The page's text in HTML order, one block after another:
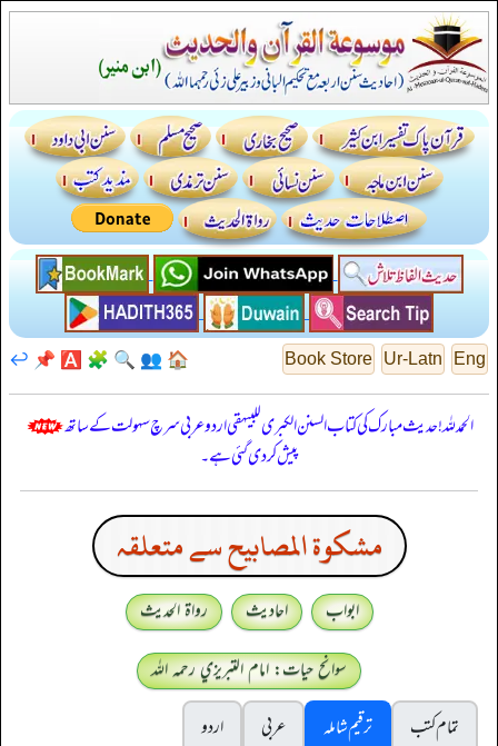
Eng
Ur-Latn
Book Store
🏠
👥
🔍
🧩
🅰️
📌
↩️
الحمدللہ! حدیث مبارک کی کتاب السنن الكبرى للبيهقي اردو عربی سرچ سہولت کے ساتھ
پیش کر دی گئی ہے۔
مشكوة المصابيح سے متعلقہ
ابواب احادیث
رواۃ الحدیث
سوانح حیات: امام التبريزي رحمہ اللہ
تمام کتب
ترقیم شاملہ عربی
اردو